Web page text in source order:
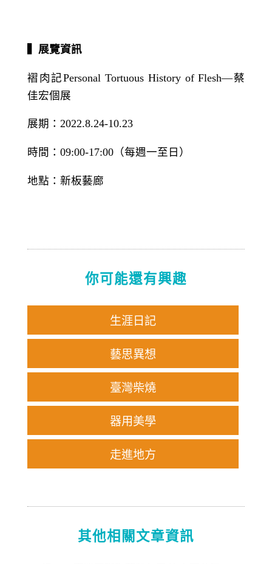
▍展覽資訊
褶肉記Personal Tortuous History of Flesh―蔡
佳宏個展
展期： 2022.8.24-10.23
時間： 09:00-17:00（每週一至日）
地點：新板藝廊
你可能還有興趣
生涯日記
藝思異想
臺灣柴燒
器用美學
走進地方
其他相關文章資訊